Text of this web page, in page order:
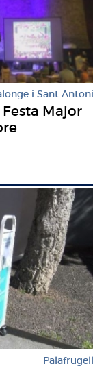
i Sant Antoni
Major
Palafrugell